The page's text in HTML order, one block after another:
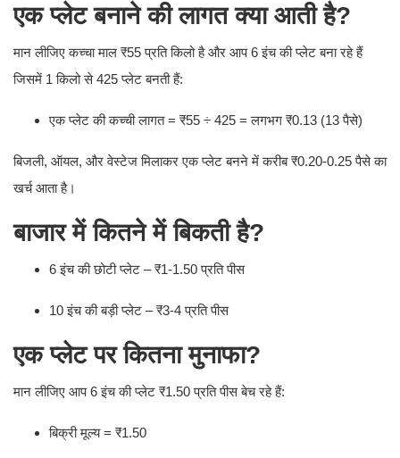
एक प्लेट बनाने की लागत क्या आती है?
मान लीजिए कच्चा माल ₹55 प्रति किलो है और आप 6 इंच की प्लेट बना रहे हैं
जिसमें 1 किलो से 425 प्लेट बनती हैं:
एक प्लेट की कच्ची लागत = ₹55 ÷ 425 = लगभग ₹0.13 (13 पैसे)
बिजली, ऑयल, और वेस्टेज मिलाकर एक प्लेट बनने में करीब ₹0.20-0.25 पैसे का
खर्च आता है।
बाजार में कितने में बिकती है?
6 इंच की छोटी प्लेट – ₹1-1.50 प्रति पीस
10 इंच की बड़ी प्लेट – ₹3-4 प्रति पीस
एक प्लेट पर कितना मुनाफा?
मान लीजिए आप 6 इंच की प्लेट ₹1.50 प्रति पीस बेच रहे हैं:
बिक्री मूल्य = ₹1.50